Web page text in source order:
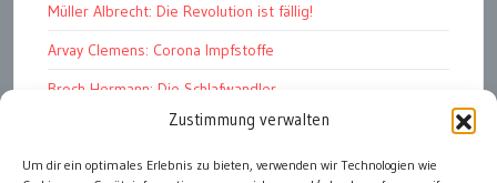
Zustimmung verwalten
Um dir ein optimales Erlebnis zu bieten, verwenden wir Technologien wie
Müller Albrecht: Die Revolution ist fällig!
Arvay Clemens: Corona Impfstoffe
Broch Hermann: Die Schlafwandler
Kohout Pavel: Ende der Großen Ferien
Bonelli Raphael: Kopflos